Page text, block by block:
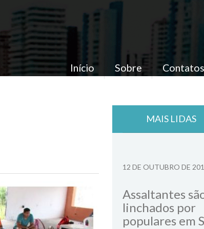
Início Sobre Contatos
MAIS LIDAS
12 DE OUTUBRO DE
Assaltantes
linchados por
populares em